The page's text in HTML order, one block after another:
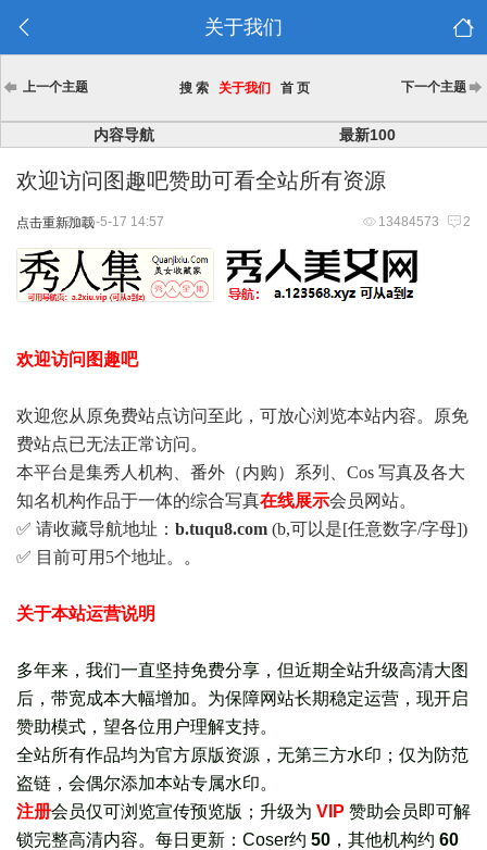
关于我们
上一个主题 搜 索 关于我们 首 页 下一个主题
内容导航 最新100
欢迎访问图趣吧赞助可看全站所有资源
点击重新加载 13484573 2
2025-5-17 14:57
欢迎访问图趣吧
欢迎您从原免费站点访问至此，可放心浏览本站内容。原免
费站点已无法正常访问。
本平台是集秀人机构、番外（内购）系列、Cos 写真及各大
知名机构作品于一体的综合写真在线展示会员网站。
✅ 请收藏导航地址： b.tuqu8.com (b,可以是[任意数字/字母])
✅ 目前可用5个地址。。
关于本站运营说明
多年来，我们一直坚持免费分享，但近期全站升级高清大图
后，带宽成本大幅增加。为保障网站长期稳定运营，现开启
赞助模式，望各位用户理解支持。
全站所有作品均为官方原版资源，无第三方水印；仅为防范
盗链，会偶尔添加本站专属水印。
注册会员仅可浏览宣传预览版 ； 升级为 VIP 赞助会员即可解
锁完整高清内容。每日更新： Coser约 50 ，其他机构约 60